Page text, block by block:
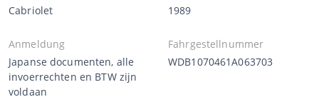
Cabriolet
1989
Anmeldung
Japanse documenten, alle
invoerrechten en BTW zijn
voldaan
Fahrgestellnummer
WDB1070461A063703